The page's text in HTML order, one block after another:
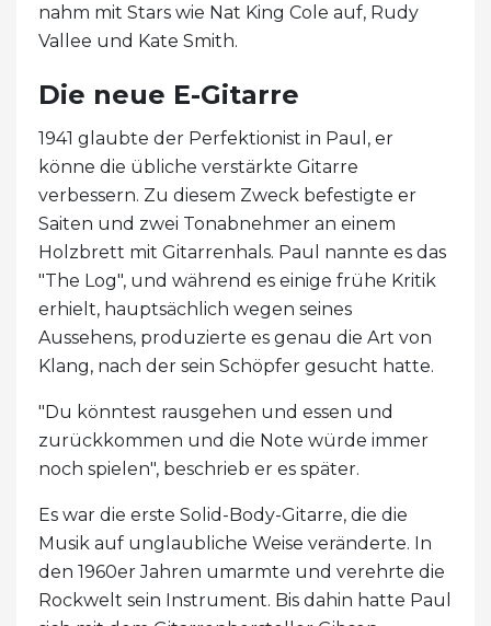
nahm mit Stars wie Nat King Cole auf, Rudy
Vallee und Kate Smith.
Die neue E-Gitarre
1941 glaubte der Perfektionist in Paul, er
könne die übliche verstärkte Gitarre
verbessern. Zu diesem Zweck befestigte er
Saiten und zwei Tonabnehmer an einem
Holzbrett mit Gitarrenhals. Paul nannte es das
"The Log", und während es einige frühe Kritik
erhielt, hauptsächlich wegen seines
Aussehens, produzierte es genau die Art von
Klang, nach der sein Schöpfer gesucht hatte.
"Du könntest rausgehen und essen und
zurückkommen und die Note würde immer
noch spielen", beschrieb er es später.
Es war die erste Solid-Body-Gitarre, die die
Musik auf unglaubliche Weise veränderte. In
den 1960er Jahren umarmte und verehrte die
Rockwelt sein Instrument. Bis dahin hatte Paul